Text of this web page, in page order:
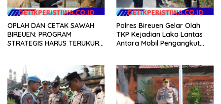
OPLAH DAN CETAK SAWAH
BIREUEN: PROGRAM
STRATEGIS HARUS TERUKUR,
Polres Bireuen Gelar Olah
TKP Kejadian Laka Lantas
Antara Mobil Pengangkut